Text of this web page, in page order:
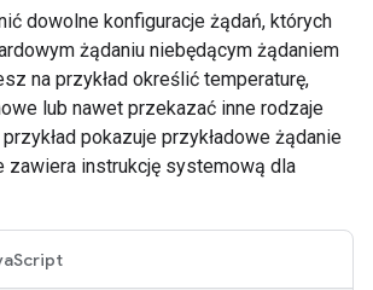
dowolne konfiguracje żądań, których
żądaniu niebędącym żądaniem
na przykład określić temperaturę,
lub nawet przekazać inne rodzaje
pokazuje przykładowe żądanie
zawiera instrukcję systemową dla